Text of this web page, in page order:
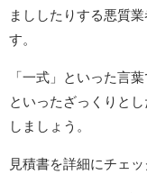
まししたりする悪質
す。
「一式」といった言
といったざっくりと
しましょう。
見積書を詳細にチェ